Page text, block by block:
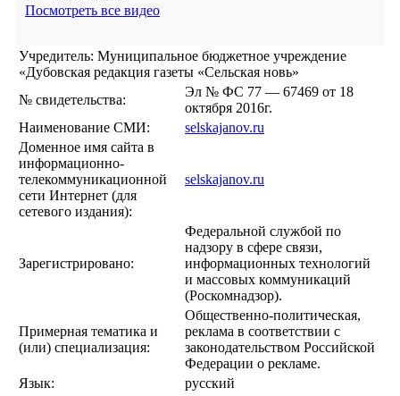
Посмотреть все видео
Учредитель: Муниципальное бюджетное учреждение
«Дубовская редакция газеты «Сельская новь»
№ свидетельства:
Эл № ФС 77 — 67469 от 18
октября 2016г.
Наименование СМИ:
selskajanov.ru
Доменное имя сайта в
информационно-
телекоммуникационной
сети Интернет (для
сетевого издания):
selskajanov.ru
Зарегистрировано:
Федеральной службой по
надзору в сфере связи,
информационных технологий
и массовых коммуникаций
(Роскомнадзор).
Примерная тематика и
(или) специализация:
Общественно-политическая,
реклама в соответствии с
законодательством Российской
Федерации о рекламе.
Язык:
русский